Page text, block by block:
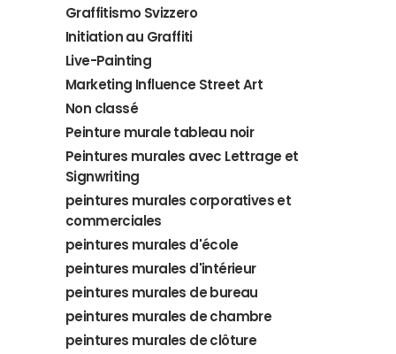
Graffitismo Svizzero
Initiation au Graffiti
Live-Painting
Marketing Influence Street Art
Non classé
Peinture murale tableau noir
Peintures murales avec Lettrage et
Signwriting
peintures murales corporatives et
commerciales
peintures murales d'école
peintures murales d'intérieur
peintures murales de bureau
peintures murales de chambre
peintures murales de clôture